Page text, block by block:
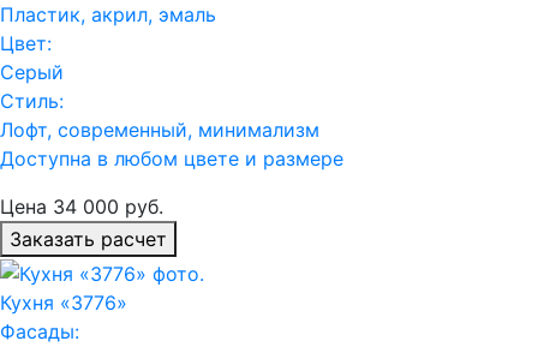
Пластик, акрил, эмаль
Цвет:
Серый
Стиль:
Лофт, современный, минимализм
Доступна в любом цвете и размере
Цена 34 000 руб.
Заказать расчет
Кухня «3776»
Фасады: